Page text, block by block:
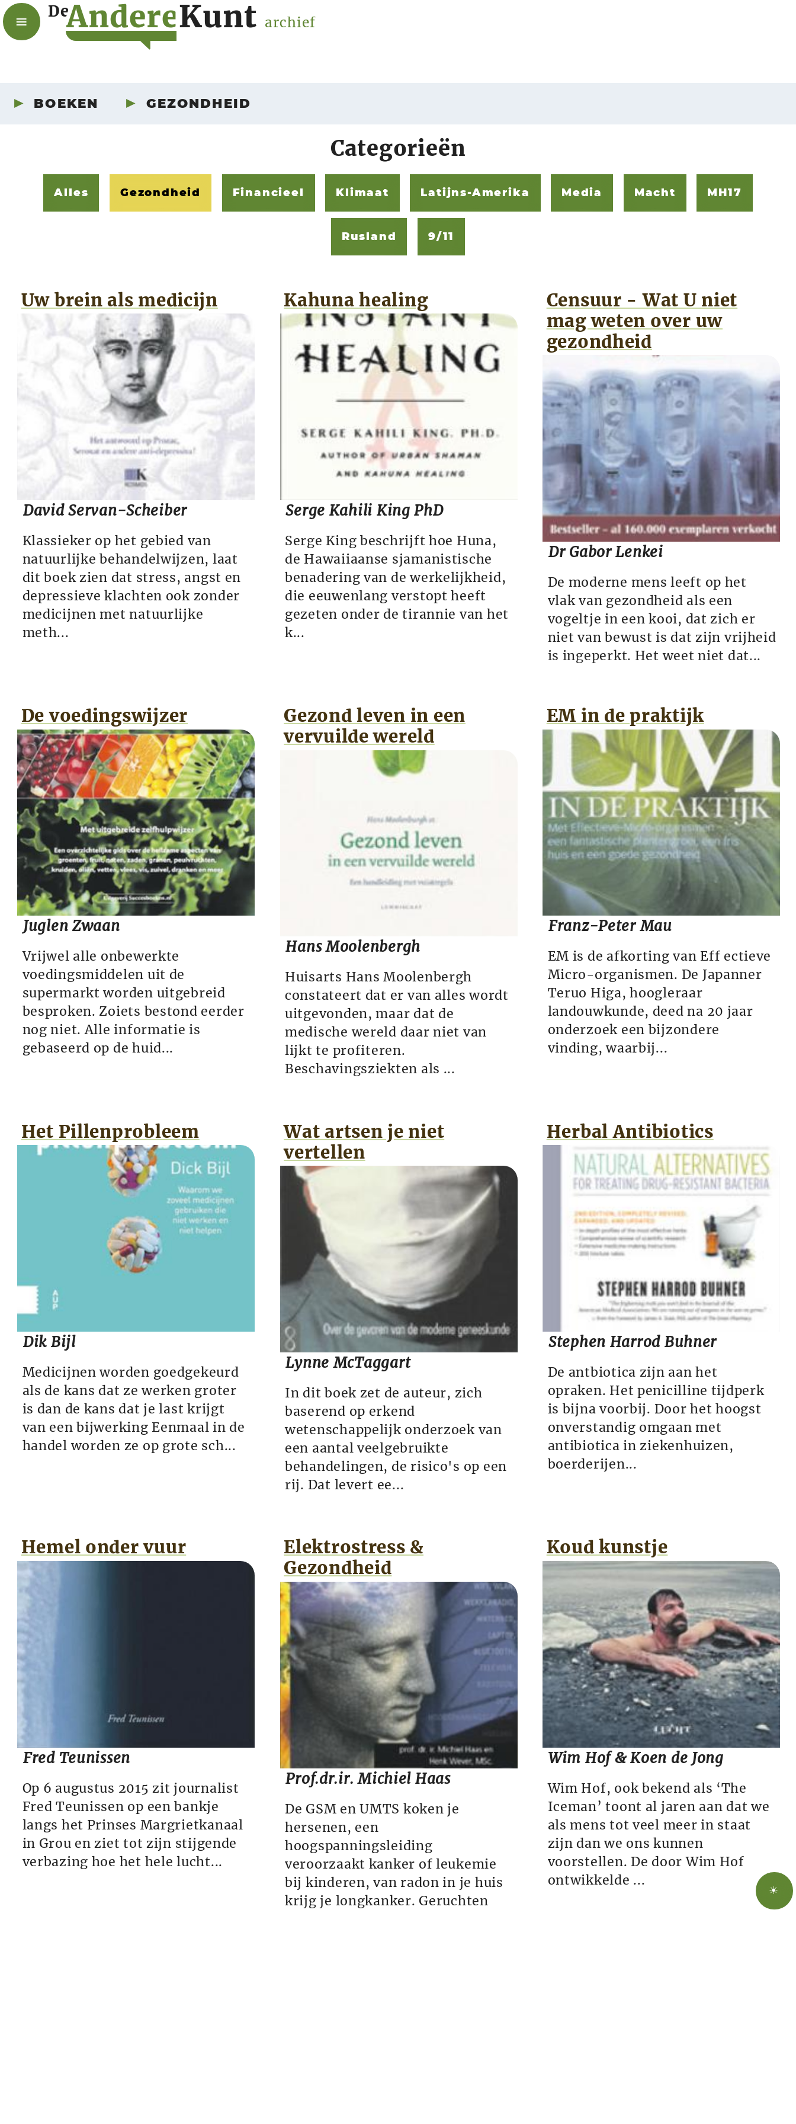
DeAndereKunt archief
BOEKEN GEZONDHEID
Categorieën
Alles Gezondheid Financieel Klimaat Latijns-Amerika Media Macht MH17
Rusland 9/11
Uw brein als medicijn
David Servan-Scheiber
Klassieker op het gebied van
natuurlijke behandelwijzen, laat
dit boek zien dat stress, angst en
depressieve klachten ook zonder
medicijnen met natuurlijke
meth...
De voedingswijzer
Juglen Zwaan
Vrijwel alle onbewerkte
voedingsmiddelen uit de
supermarkt worden uitgebreid
besproken. Zoiets bestond eerder
nog niet. Alle informatie is
gebaseerd op de huid...
Het Pillenprobleem
Dik Bijl
Medicijnen worden goedgekeurd
als de kans dat ze werken groter
is dan de kans dat je last krijgt
van een bijwerking Eenmaal in de
handel worden ze op grote sch...
Hemel onder vuur
Fred Teunissen
Op 6 augustus 2015 zit journalist
Fred Teunissen op een bankje
langs het Prinses Margrietkanaal
in Grou en ziet tot zijn stijgende
verbazing hoe het hele lucht...
Kahuna healing
Serge Kahili King PhD
Serge King beschrijft hoe Huna,
de Hawaiiaanse sjamanistische
benadering van de werkelijkheid,
die eeuwenlang verstopt heeft
gezeten onder de tirannie van het
k...
Gezond leven in een
vervuilde wereld
Hans Moolenbergh
Huisarts Hans Moolenbergh
constateert dat er van alles wordt
uitgevonden, maar dat de
medische wereld daar niet van
lijkt te profiteren.
Beschavingsziekten als ...
Wat artsen je niet
vertellen
Lynne McTaggart
In dit boek zet de auteur, zich
baserend op erkend
wetenschappelijk onderzoek van
een aantal veelgebruikte
behandelingen, de risico's op een
rij. Dat levert ee...
Elektrostress &
Gezondheid
Prof.dr.ir. Michiel Haas
De GSM en UMTS koken je
hersenen, een
hoogspanningsleiding
veroorzaakt kanker of leukemie
bij kinderen, van radon in je huis
krijg je longkanker. Geruchten
Censuur - Wat U niet
mag weten over uw
gezondheid
Dr Gabor Lenkei
De moderne mens leeft op het
vlak van gezondheid als een
vogeltje in een kooi, dat zich er
niet van bewust is dat zijn vrijheid
is ingeperkt. Het weet niet dat...
EM in de praktijk
Franz-Peter Mau
EM is de afkorting van Eff ectieve
Micro-organismen. De Japanner
Teruo Higa, hoogleraar
landouwkunde, deed na 20 jaar
onderzoek een bijzondere
vinding, waarbij...
Herbal Antibiotics
Stephen Harrod Buhner
De antbiotica zijn aan het
opraken. Het penicilline tijdperk
is bijna voorbij. Door het hoogst
onverstandig omgaan met
antibiotica in ziekenhuizen,
boerderijen...
Koud kunstje
Wim Hof & Koen de Jong
Wim Hof, ook bekend als ‘The
Iceman’ toont al jaren aan dat we
als mens tot veel meer in staat
zijn dan we ons kunnen
voorstellen. De door Wim Hof
ontwikkelde ...
☀